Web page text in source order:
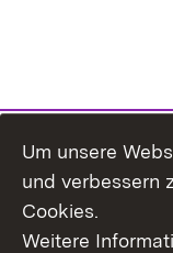
Um unsere
und verbessern
Cookies.
Weitere